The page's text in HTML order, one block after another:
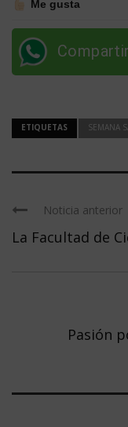
Me gusta
ETIQUETAS SEMANA
Noticia anterior
La Facultad de
Pasión